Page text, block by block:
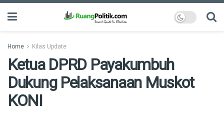
Home Kilas Update
Ketua DPRD Payakumbuh
Dukung Pelaksanaan Muskot
KONI